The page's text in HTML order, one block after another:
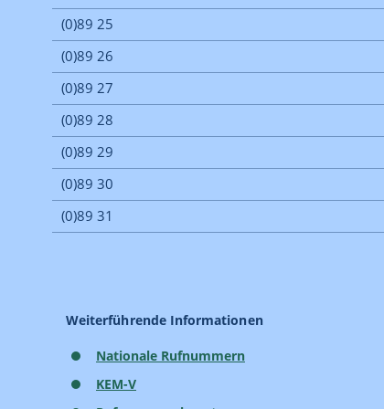
Weiterführende Informationen
Nationale Rufnummern
KEM-V